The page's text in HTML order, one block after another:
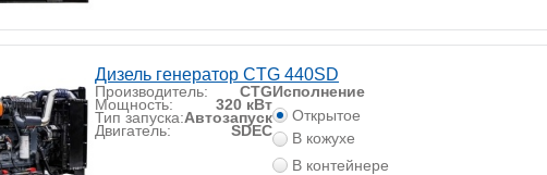
Дизель генератор CTG 440SD
Производитель: CTG
Мощность: 320 кВт
Тип запуска:Автозапуск
Двигатель: SDEC
Исполнение
Открытое
В кожухе
В контейнере